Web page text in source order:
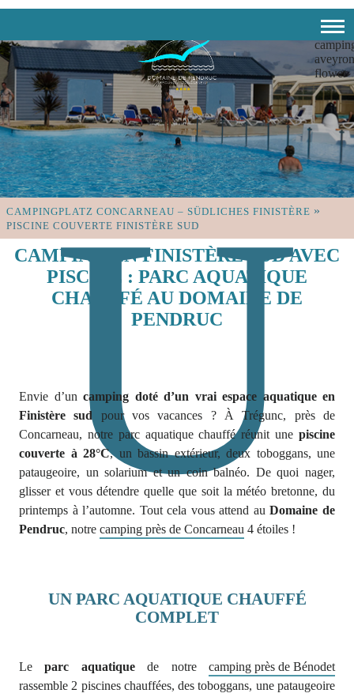
CAMPINGPLATZ CONCARNEAU – SÜDLICHES FINISTÈRE »
PISCINE COUVERTE FINISTÈRE SUD
CAMPING EN FINISTÈRE SUD AVEC
PISCINE : PARC AQUATIQUE
CHAUFFÉ AU DOMAINE DE
PENDRUC
Envie d’un camping doté d’un vrai espace aquatique en
Finistère sud pour vos vacances ? À Trégunc, près de
Concarneau, notre parc aquatique chauffé réunit une piscine
couverte à 28°C, un bassin extérieur, deux toboggans, une
pataugeoire, un solarium et un coin balnéo. De quoi nager,
glisser et vous détendre quelle que soit la météo bretonne, du
printemps à l’automne. Tout cela vous attend auDomaine de
Pendruc, notre camping près de Concarneau 4 étoiles !
UN PARC AQUATIQUE CHAUFFÉ
COMPLET
Leparc aquatiquede notrecamping près de Bénodet
rassemble 2 piscines chauffées, des toboggans, une pataugeoire